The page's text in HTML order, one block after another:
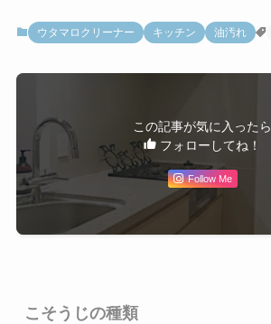
ウタマロクリーナー キッチン 油汚れ
この記事が気に入ったら
フォローしてね！
Follow Me
こそうじの種類